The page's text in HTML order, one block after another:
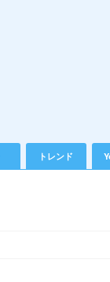
トレンド